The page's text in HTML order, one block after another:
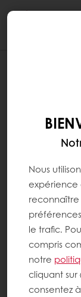
Nous
expérience
reconnaître
le trafic.
compris
notre
cliquant sur
consentez